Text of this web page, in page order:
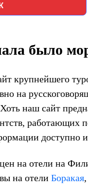
было
крупнейшего
на
наш сайт
работающих
доступно и
на отели на
на отели Боракая,